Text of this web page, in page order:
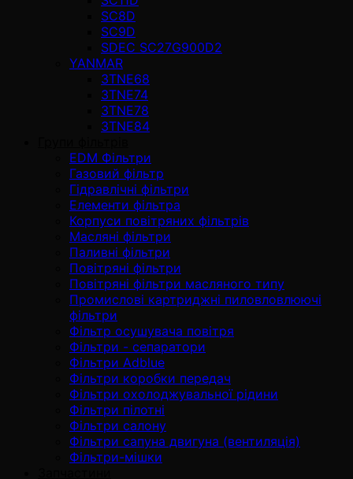
SC8D
SC9D
SDEC SC27G900D2
YANMAR
3TNE68
3TNE74
3TNE78
3TNE84
EDM Фільтри
Газовий фільтр
Гідравлічні фільтри
Елементи фільтра
Корпуси повітряних фільтрів
Масляні фільтри
Паливні фільтри
Повітряні фільтри
Повітряні фільтри масляного типу
Промислові картриджні пиловловлюючі
фільтри
Фільтр осушувача повітря
Фільтри - сепаратори
Фільтри Adblue
Фільтри коробки передач
Фільтри охолоджувальної рідини
Фільтри пілотні
Фільтри салону
Фільтри сапуна двигуна (вентиляція)
Фільтри-мішки